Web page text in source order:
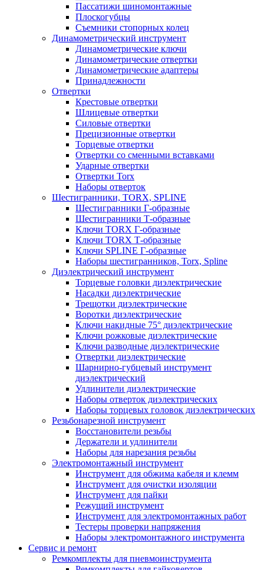
Пассатижи шиномонтажные
Плоскогубцы
Съемники стопорных колец
Динамометрический инструмент
Динамометрические ключи
Динамометрические отвертки
Динамометрические адаптеры
Принадлежности
Отвертки
Крестовые отвертки
Шлицевые отвертки
Силовые отвертки
Прецизионные отвертки
Торцевые отвертки
Отвертки со сменными вставками
Ударные отвертки
Отвертки Torx
Наборы отверток
Шестигранники, TORX, SPLINE
Шестигранники Г-образные
Шестигранники Т-образные
Ключи TORX Г-образные
Ключи TORX Т-образные
Ключи SPLINE Г-образные
Наборы шестигранников, Torx, Spline
Диэлектрический инструмент
Торцевые головки диэлектрические
Насадки диэлектрические
Трещотки диэлектрические
Воротки диэлектрические
Ключи накидные 75° диэлектрические
Ключи рожковые диэлектрические
Ключи разводные диэлектрические
Отвертки диэлектрические
Шарнирно-губцевый инструмент
диэлектрический
Удлинители диэлектрические
Наборы отверток диэлектрических
Наборы торцевых головок диэлектрических
Резьбонарезной инструмент
Восстановители резьбы
Держатели и удлинители
Наборы для нарезания резьбы
Электромонтажный инструмент
Инструмент для обжима кабеля и клемм
Инструмент для очистки изоляции
Инструмент для пайки
Режущий инструмент
Инструмент для электромонтажных работ
Тестеры проверки напряжения
Наборы электромонтажного инструмента
Сервис и ремонт
Ремкомплекты для пневмоинструмента